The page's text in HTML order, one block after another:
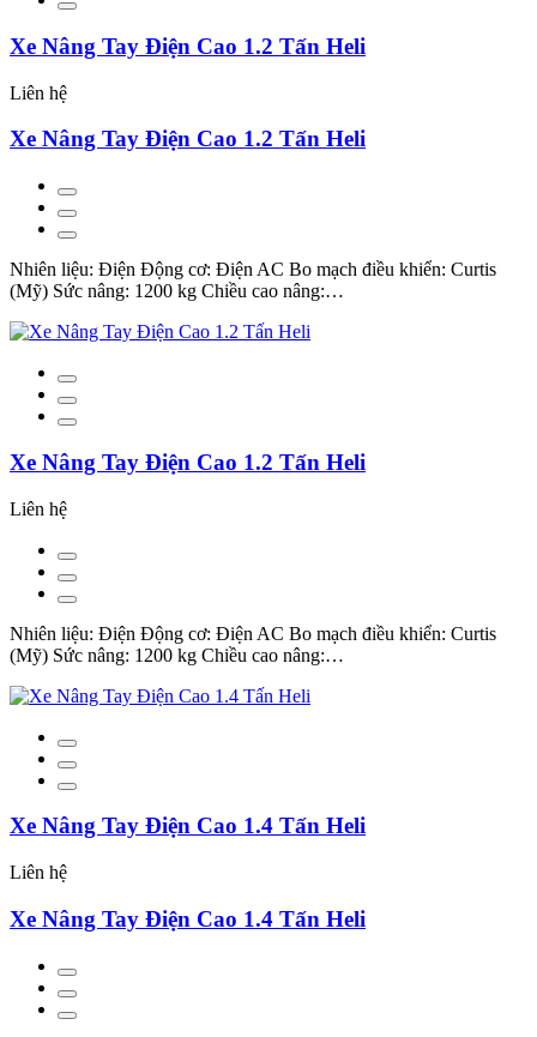
Xe Nâng Tay Điện Cao 1.2 Tấn Heli
Liên hệ
Xe Nâng Tay Điện Cao 1.2 Tấn Heli
Nhiên liệu: Điện Động cơ: Điện AC Bo mạch điều khiển: Curtis
(Mỹ) Sức nâng: 1200 kg Chiều cao nâng:…
Xe Nâng Tay Điện Cao 1.2 Tấn Heli
Liên hệ
Nhiên liệu: Điện Động cơ: Điện AC Bo mạch điều khiển: Curtis
(Mỹ) Sức nâng: 1200 kg Chiều cao nâng:…
Xe Nâng Tay Điện Cao 1.4 Tấn Heli
Liên hệ
Xe Nâng Tay Điện Cao 1.4 Tấn Heli